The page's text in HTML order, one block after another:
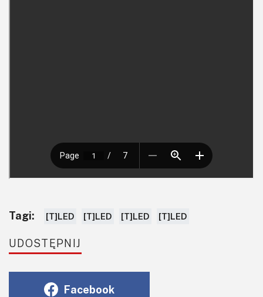
Tagi: [T]LED [T]LED [T]LED [T]LED
UDOSTĘPNIJ
Facebook